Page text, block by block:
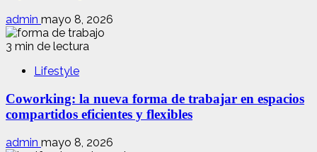
admin mayo 8, 2026
3 min de lectura
Lifestyle
Coworking: la nueva forma de trabajar en espacios
compartidos eficientes y flexibles
admin mayo 8, 2026